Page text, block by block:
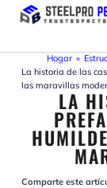
contenido
Hogar »
La historia de las
las maravillas
LA
Comparte este